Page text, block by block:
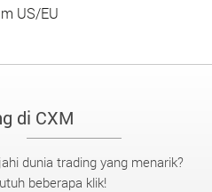
US/EU
di CXM
dunia trading yang menarik?
beberapa klik!